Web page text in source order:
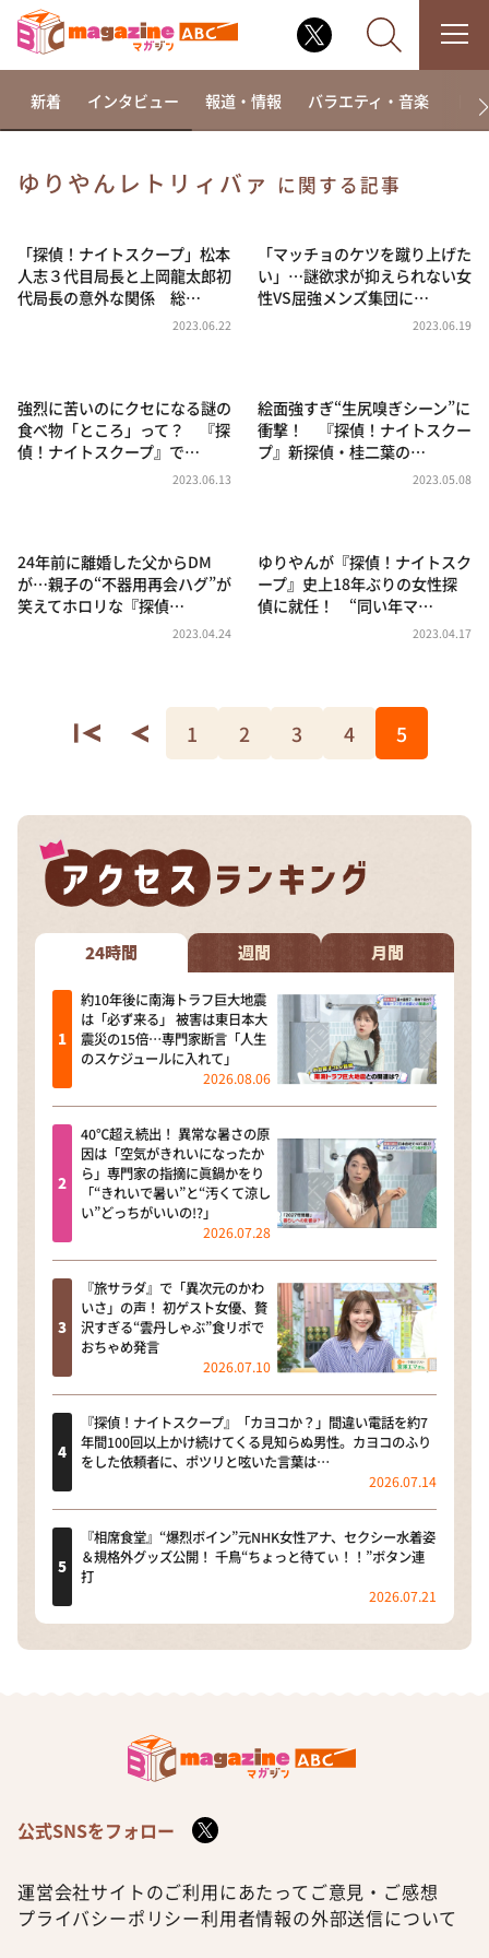
相席食堂
これ余談なんですけど・・・
～人生密着トークバラエティ！～ やすとものいたっ
news おかえり
河合＆A.B.C-Z塚田×福井アナ「なんでやねん！？」
（news おかえり）
朝だ！生です旅サラダ
教えて！ニュースライブ 正義のミカタ
ポツンと一軒家
ザキ山小屋本館
新着 インタビュー 報道・情報 バラエティ・音楽 ド
ゆりやんレトリィバァ に関する記事
「探偵！ナイトスクープ」松本
人志３代目局長と上岡龍太郎初
代局長の意外な関係 総…
2023.06.22
「マッチョのケツを蹴り上げた
い」…謎欲求が抑えられない女
性VS屈強メンズ集団に…
2023.06.19
強烈に苦いのにクセになる謎の
食べ物「ところ」って？ 『探
偵！ナイトスクープ』で…
2023.06.13
絵面強すぎ“生尻嗅ぎシーン”に
衝撃！ 『探偵！ナイトスクー
プ』新探偵・桂二葉の…
2023.05.08
24年前に離婚した父からDM
が…親子の“不器用再会ハグ”が
笑えてホロリな『探偵…
2023.04.24
ゆりやんが『探偵！ナイトスク
ープ』史上18年ぶりの女性探
偵に就任！ “同い年マ…
2023.04.17
1 2 3 4 5
24時間 週間 月間
約10年後に南海トラフ巨大地震
は「必ず来る」 被害は東日本大
震災の15倍…専門家断言「人生
のスケジュールに入れて」
2026.08.06
40℃超え続出！ 異常な暑さの原
因は「空気がきれいになったか
ら」専門家の指摘に眞鍋かをり
「“きれいで暑い”と“汚くて涼し
い”どっちがいいの!?」
2026.07.28
『旅サラダ』で「異次元のかわ
いさ」の声！ 初ゲスト女優、贅
沢すぎる“雲丹しゃぶ”食リポで
おちゃめ発言
2026.07.10
『探偵！ナイトスクープ』「カヨコか？」間違い電話を約7
年間100回以上かけ続けてくる見知らぬ男性。カヨコのふり
をした依頼者に、ポツリと呟いた言葉は…
2026.07.14
『相席食堂』“爆烈ボイン”元NHK女性アナ、セクシー水着姿
＆規格外グッズ公開！ 千鳥“ちょっと待てぃ！！”ボタン連
打
2026.07.21
公式SNSをフォロー
運営会社サイトのご利用にあたって ご意見・ご感想
プライバシーポリシー利用者情報の外部送信について